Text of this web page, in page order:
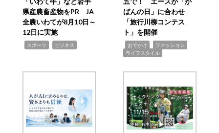
県産農畜産物をPR JA
全農いわてが8月10日～
12日に実施
スポーツ ビジネス
ばんの日」に合わせ
「旅行川柳コンテス
ト」を開催
おでかけ ファッション
ライフスタイル